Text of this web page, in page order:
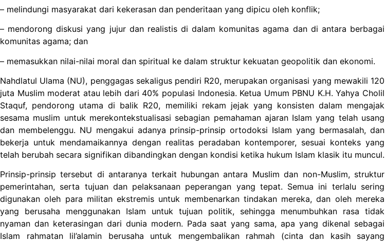
– melindungi masyarakat dari kekerasan dan penderitaan yang dipicu oleh konflik;
– mendorong diskusi yang jujur dan realistis di dalam komunitas agama dan di antara berbagai
komunitas agama; dan
– memasukkan nilai-nilai moral dan spiritual ke dalam struktur kekuatan geopolitik dan ekonomi.
Nahdlatul Ulama (NU), penggagas sekaligus pendiri R20, merupakan organisasi yang mewakili 120
juta Muslim moderat atau lebih dari 40% populasi Indonesia. Ketua Umum PBNU K.H. Yahya Cholil
Staquf, pendorong utama di balik R20, memiliki rekam jejak yang konsisten dalam mengajak
sesama muslim untuk merekontekstualisasi sebagian pemahaman ajaran Islam yang telah usang
dan membelenggu. NU mengakui adanya prinsip-prinsip ortodoksi Islam yang bermasalah, dan
bekerja untuk mendamaikannya dengan realitas peradaban kontemporer, sesuai konteks yang
telah berubah secara signifikan dibandingkan dengan kondisi ketika hukum Islam klasik itu muncul.
Prinsip-prinsip tersebut di antaranya terkait hubungan antara Muslim dan non-Muslim, struktur
pemerintahan, serta tujuan dan pelaksanaan peperangan yang tepat. Semua ini terlalu sering
digunakan oleh para militan ekstremis untuk membenarkan tindakan mereka, dan oleh mereka
yang berusaha menggunakan Islam untuk tujuan politik, sehingga menumbuhkan rasa tidak
nyaman dan keterasingan dari dunia modern. Pada saat yang sama, apa yang dikenal sebagai
Islam rahmatan lil’alamin berusaha untuk mengembalikan rahmah (cinta dan kasih sayang